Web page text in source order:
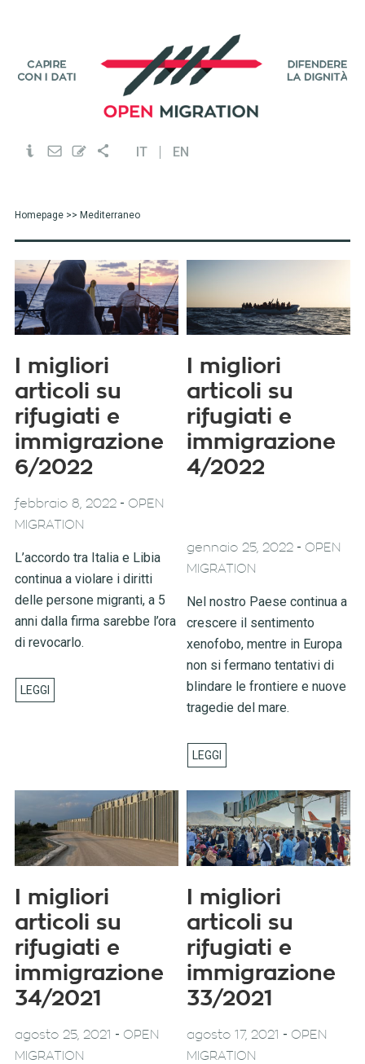
IT EN
Homepage>> Mediterraneo
I migliori
articoli su
rifugiati e
immigrazione
6/2022
febbraio 8, 2022- OPEN
MIGRATION
L’accordo tra Italia e Libia
continua a violare i diritti
delle persone migranti, a 5
anni dalla firma sarebbe l’ora
di revocarlo.
I migliori
articoli su
rifugiati e
immigrazione
4/2022
gennaio 25, 2022 - OPEN
MIGRATION
Nel nostro Paese continua a
crescere il sentimento
xenofobo, mentre in Europa
non si fermano tentativi di
blindare le frontiere e nuove
tragedie del mare.
I migliori
articoli su
rifugiati e
immigrazione
34/2021
agosto 25, 2021 - OPEN
MIGRATION
I migliori
articoli su
rifugiati e
immigrazione
33/2021
agosto 17, 2021 - OPEN
MIGRATION